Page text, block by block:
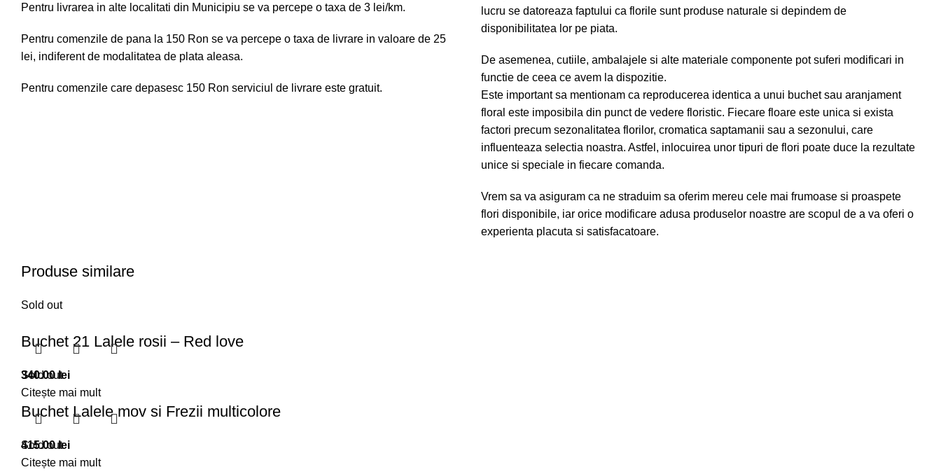
Pentru livrarea in alte localitati din Municipiu se va percepe o taxa de 3 lei/km.
Pentru comenzile de pana la 150 Ron se va percepe o taxa de livrare in valoare de 25
lei, indiferent de modalitatea de plata aleasa.
Pentru comenzile care depasesc 150 Ron serviciul de livrare este gratuit.
lucru se datoreaza faptului ca florile sunt produse naturale si depindem de
disponibilitatea lor pe piata.
De asemenea, cutiile, ambalajele si alte materiale componente pot suferi modificari in
functie de ceea ce avem la dispozitie.
Este important sa mentionam ca reproducerea identica a unui buchet sau aranjament
floral este imposibila din punct de vedere floristic. Fiecare floare este unica si exista
factori precum sezonalitatea florilor, cromatica saptamanii sau a sezonului, care
influenteaza selectia noastra. Astfel, inlocuirea unor tipuri de flori poate duce la rezultate
unice si speciale in fiecare comanda.
Vrem sa va asiguram ca ne straduim sa oferim mereu cele mai frumoase si proaspete
flori disponibile, iar orice modificare adusa produselor noastre are scopul de a va oferi o
experienta placuta si satisfacatoare.
Produse similare
Sold out
Buchet 21 Lalele rosii – Red love
340.00lei
Citește mai mult
Sold out
Buchet Lalele mov si Frezii multicolore
415.00lei
Citește mai mult
Sold out